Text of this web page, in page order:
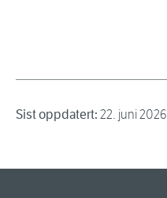
Sist oppdatert: 22. juni 2026